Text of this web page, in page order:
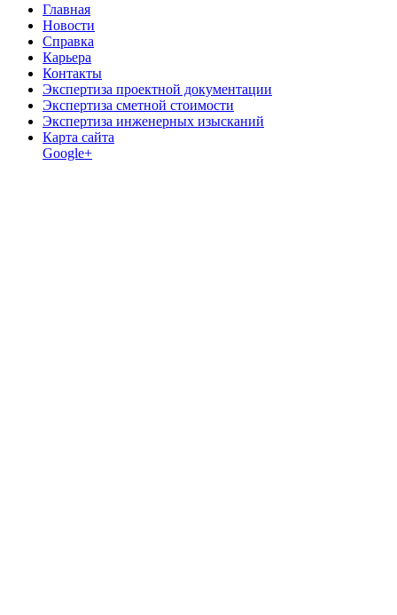
Главная
Новости
Справка
Карьера
Контакты
Экспертиза проектной документации
Экспертиза сметной стоимости
Экспертиза инженерных изысканий
Карта сайта
Google+